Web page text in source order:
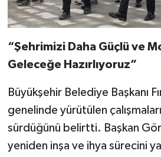
“Şehrimizi Daha Güçlü ve
Geleceğe Hazırlıyoruz”
Büyükşehir Belediye Başkanı
genelinde yürütülen
sürdüğünü belirtti. Başkan
yeniden inşa ve ihya sürecini